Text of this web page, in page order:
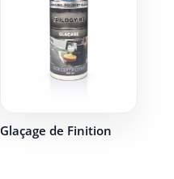
Glaçage de Finition